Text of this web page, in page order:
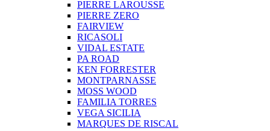
PIERRE LAROUSSE
PIERRE ZERO
FAIRVIEW
RICASOLI
VIDAL ESTATE
PA ROAD
KEN FORRESTER
MONTPARNASSE
MOSS WOOD
FAMILIA TORRES
VEGA SICILIA
MARQUES DE RISCAL